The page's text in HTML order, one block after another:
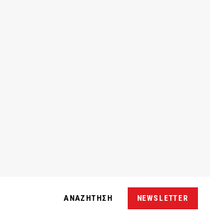
ΑΝΑΖΗΤΗΣΗ NEWSLETTER